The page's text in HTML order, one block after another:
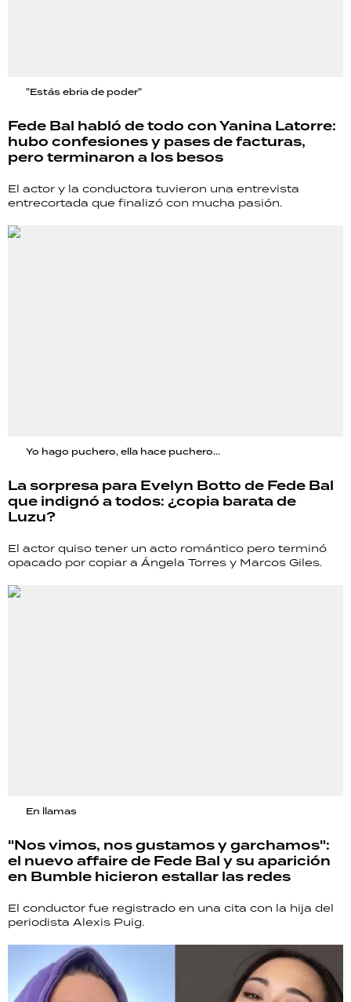
"Estás ebria de poder"
Fede Bal habló de todo con Yanina Latorre:
hubo confesiones y pases de facturas,
pero terminaron a los besos
El actor y la conductora tuvieron una entrevista
entrecortada que finalizó con mucha pasión.
Yo hago puchero, ella hace puchero...
La sorpresa para Evelyn Botto de Fede Bal
que indignó a todos: ¿copia barata de
Luzu?
El actor quiso tener un acto romántico pero terminó
opacado por copiar a Ángela Torres y Marcos Giles.
En llamas
"Nos vimos, nos gustamos y garchamos":
el nuevo affaire de Fede Bal y su aparición
en Bumble hicieron estallar las redes
El conductor fue registrado en una cita con la hija del
periodista Alexis Puig.